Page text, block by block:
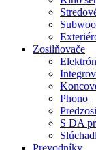
Zosilňovače
Phono
S DA
Prevodníky